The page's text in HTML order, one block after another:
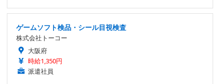
ゲームソフト検品・シール目視検査
株式会社トーコー
大阪府
時給1,350円
派遣社員